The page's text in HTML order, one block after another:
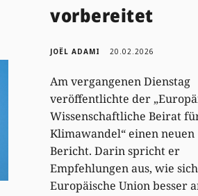
vorbereitet
JOËL ADAMI 20.02.2026
Am vergangenen Dienstag
veröffentlichte der
Wissenschaftliche Beirat
Klimawandel“ einen neuen
Bericht. Darin spricht er
Empfehlungen aus, wie
Europäische Union besser